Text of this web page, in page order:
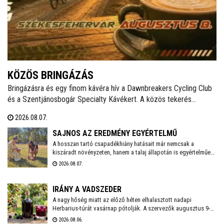
KÖZÖS BRINGÁZÁS
Bringázásra és egy finom kávéra hív a Dawnbreakers Cycling Club
és a Szentjánosbogár Specialty Kávékert. A közös tekerés
utcai vendéglátóhelytől, az ingyenes programhoz bármilyen
kerékpárral lehet csatlakozni.
2026.08.07.
SAJNOS AZ EREDMÉNY EGYÉRTELMŰ
A hosszan tartó csapadékhiány hatásait már nemcsak a
kiszáradt növényzeten, hanem a talaj állapotán is egyértelműen
mérni lehet. A Városgondnokság szakemberei talajnedvesség-
jelenlegi helyzetről.
2026.08.07.
IRÁNY A VADSZEDER
A nagy hőség miatt az előző héten elhalasztott nadapi
Herbarius-túrát vasárnap pótolják. A szervezők augusztus 9-én
várnak mindenkit, aki szívesen csatlakozna a programhoz, hogy
2026.08.06.